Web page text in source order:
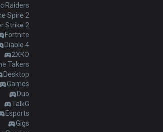
Raiders
Spire 2
Strike 2
Fortnite
Diablo 4
2XKO
Takers
Desktop
Games
Duo
TalkG
Esports
Gigs